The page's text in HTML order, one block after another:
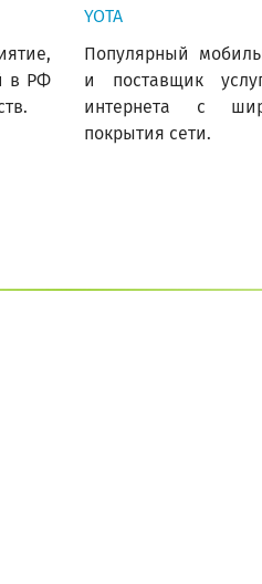
в РФ
YOTA
Популярный
и поставщик
интернета с
покрытия сети.